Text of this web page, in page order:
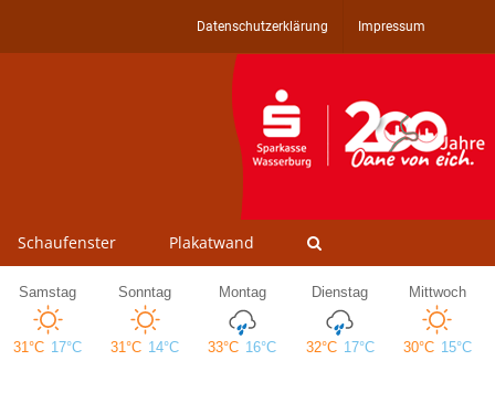
Datenschutzerklärung Impressum
Schaufenster Plakatwand